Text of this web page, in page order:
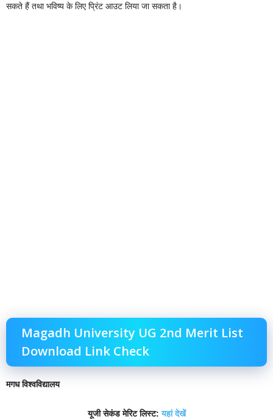
सकते हैं तथा भविष्य के लिए प्रिंट आउट लिया जा सकता है।
Magadh University UG 2nd Merit List
Download Link Check
मगध विश्वविद्यालय
यूजी सेकंड मेरिट लिस्ट:यहां देखें